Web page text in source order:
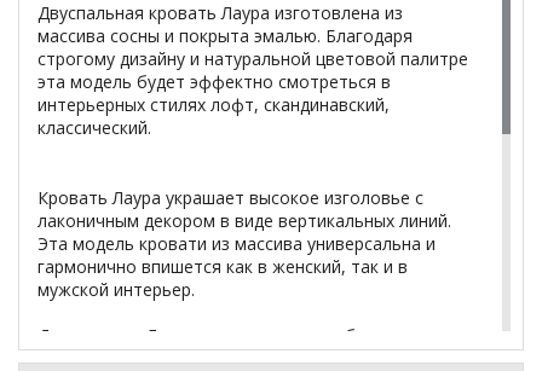
Двуспальная кровать Лаура изготовлена из
массива сосны и покрыта эмалью. Благодаря
строгому дизайну и натуральной цветовой палитре
эта модель будет эффектно смотреться в
интерьерных стилях лофт, скандинавский,
классический.
Кровать Лаура украшает высокое изголовье с
лаконичным декором в виде вертикальных линий.
Эта модель кровати из массива универсальна и
гармонично впишется как в женский, так и в
мужской интерьер.
Для кровати Лаура рекомендуем подбирать матрас
высотой 20-25 см